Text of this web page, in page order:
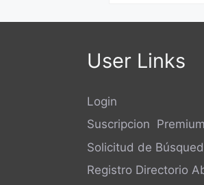
User Links
Login
Suscripcion Premium
Solicitud de
Registro Directorio